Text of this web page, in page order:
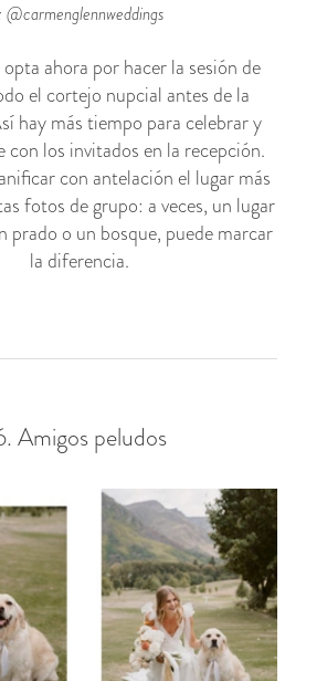
ahora por hacer la sesión de
el cortejo nupcial antes de la
hay más tiempo para celebrar y
con los invitados en la recepción.
con antelación el lugar más
fotos de grupo: a veces, un lugar
prado o un bosque, puede marcar
la diferencia.
Amigos peludos